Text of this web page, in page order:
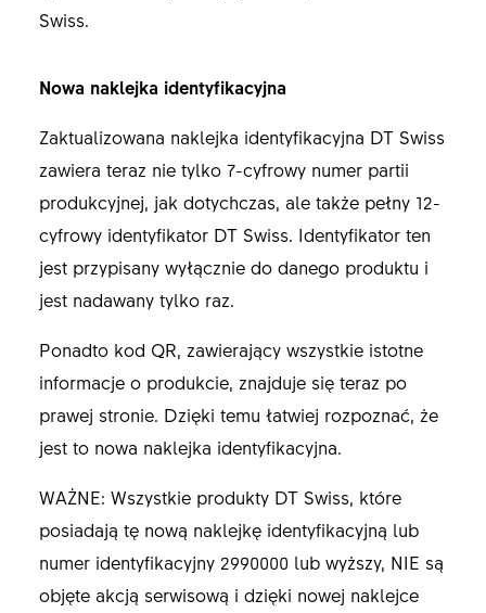
Swiss.
Nowa naklejka identyfikacyjna
Zaktualizowana naklejka identyfikacyjna DT Swiss
zawiera teraz nie tylko 7-cyfrowy numer partii
produkcyjnej, jak dotychczas, ale także pełny 12-
cyfrowy identyfikator DT Swiss. Identyfikator ten
jest przypisany wyłącznie do danego produktu i
jest nadawany tylko raz.
Ponadto kod QR, zawierający wszystkie istotne
informacje o produkcie, znajduje się teraz po
prawej stronie. Dzięki temu łatwiej rozpoznać, że
jest to nowa naklejka identyfikacyjna.
WAŻNE: Wszystkie produkty DT Swiss, które
posiadają tę nową naklejkę identyfikacyjną lub
numer identyfikacyjny 2990000 lub wyższy, NIE są
objęte akcją serwisową i dzięki nowej naklejce